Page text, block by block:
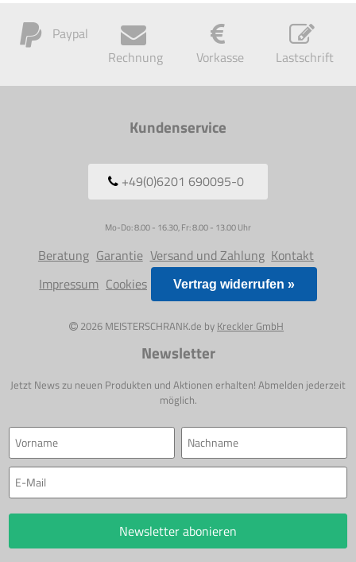
Paypal
Rechnung
Vorkasse Lastschrift
Kundenservice
+49(0)6201 690095-0
Mo-Do: 8.00 - 16.30, Fr: 8.00 - 13.00 Uhr
Beratung Garantie Versand und Zahlung Kontakt
Impressum Cookies Vertrag widerrufen »
2026 MEISTERSCHRANK.de by Kreckler GmbH
Newsletter
Jetzt News zu neuen Produkten und Aktionen erhalten! Abmelden jederzeit
möglich.
Newsletter abonieren